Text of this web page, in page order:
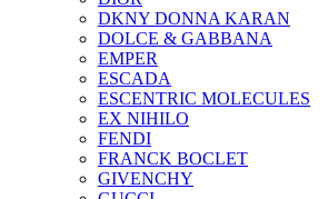
DKNY DONNA KARAN
DOLCE & GABBANA
EMPER
ESCADA
ESCENTRIC MOLECULES
EX NIHILO
FENDI
FRANCK BOCLET
GIVENCHY